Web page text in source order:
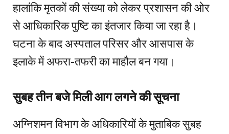
हालांकि मृतकों की संख्या को लेकर प्रशासन की ओर
से आधिकारिक पुष्टि का इंतजार किया जा रहा है।
घटना के बाद अस्पताल परिसर और आसपास के
इलाके में अफरा-तफरी का माहौल बन गया।
सुबह तीन बजे मिली आग लगने की सूचना
अग्निशमन विभाग के अधिकारियों के मुताबिक सुबह